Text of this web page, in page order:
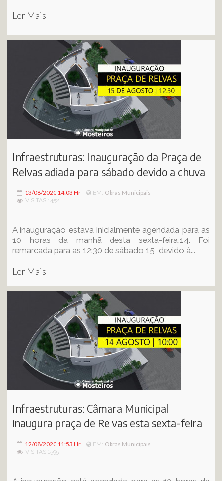
Ler Mais
Infraestruturas: Inauguração da Praça de
Relvas adiada para sábado devido a chuva
13/08/2020 14:03 Hr EM: Obras Municipais
VISITAS 1452
A inauguração estava inicialmente agendada para as
10 horas da manhã desta sexta-feira,14. Foi
remarcada para as 12:30 de sábado,15, devido à...
Ler Mais
Infraestruturas: Câmara Municipal
inaugura praça de Relvas esta sexta-feira
12/08/2020 11:53 Hr EM: Obras Municipais
VISITAS 1595